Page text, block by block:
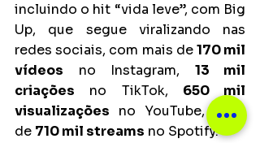
incluindo o hit “vida leve”, com Big
Up, que segue viralizando nas
redes sociais, com mais de 170 mil
vídeos no Instagram, 13 mil
criações no TikTok, 650 mil
visualizações no YouTube, além
de 710 mil streams no Spotify.